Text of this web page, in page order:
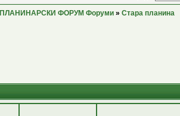
ПЛАНИНАРСКИ ФОРУМ Форуми » Стара планина